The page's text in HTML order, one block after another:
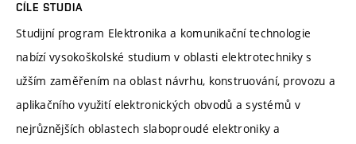
CÍLE STUDIA
Studijní program Elektronika a komunikační technologie
nabízí vysokoškolské studium v oblasti elektrotechniky s
užším zaměřením na oblast návrhu, konstruování, provozu a
aplikačního využití elektronických obvodů a systémů v
nejrůznějších oblastech slaboproudé elektroniky a